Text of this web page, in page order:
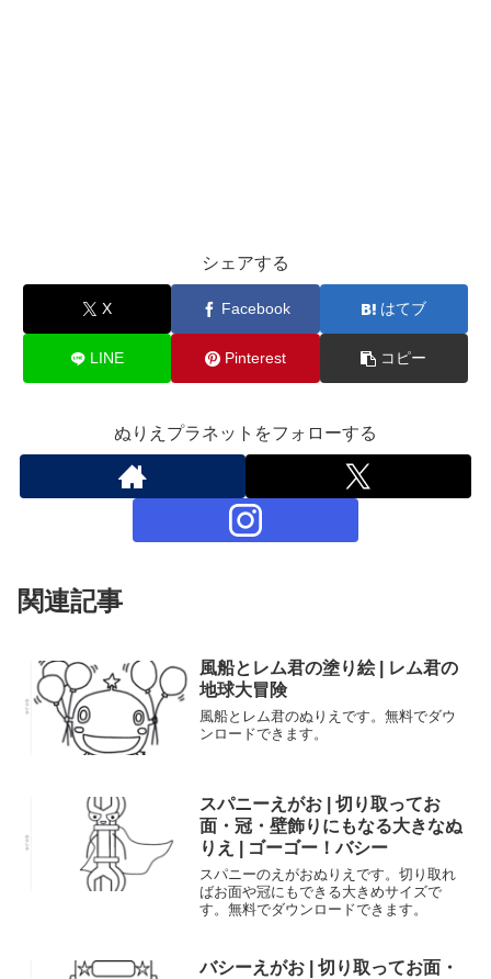
シェアする
X Facebook はてブ
LINE Pinterest コピー
ぬりえプラネットをフォローする
関連記事
風船とレム君の塗り絵 | レム君の
地球大冒険
風船とレム君のぬりえです。無料でダウ
ンロードできます。
スパニーえがお | 切り取ってお
面・冠・壁飾りにもなる大きなぬ
りえ | ゴーゴー！バシー
スパニーのえがおぬりえです。切り取れ
ばお面や冠にもできる大きめサイズで
す。無料でダウンロードできます。
バシーえがお | 切り取ってお面・